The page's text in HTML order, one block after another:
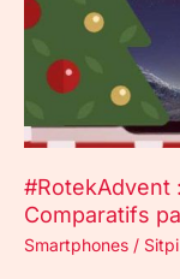
#RotekAdvent
Comparatifs
Smartphones /
?
Comparatifs
par